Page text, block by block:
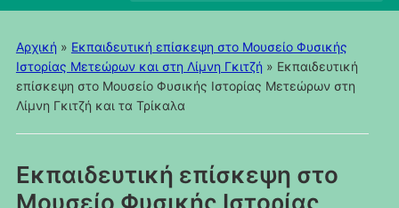
μενού
για
κινητά
Αρχική » Εκπαιδευτική επίσκεψη στο Μουσείο Φυσικής
Ιστορίας Μετεώρων και στη Λίμνη Γκιτζή » Εκπαιδευτική
επίσκεψη στο Μουσείο Φυσικής Ιστορίας Μετεώρων στη
Λίμνη Γκιτζή και τα Τρίκαλα
Εκπαιδευτική επίσκεψη στο
Μουσείο Φυσικής Ιστορίας